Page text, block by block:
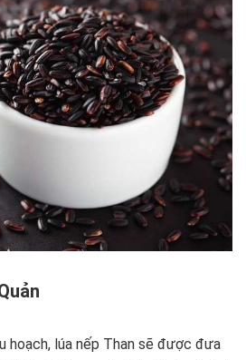
hoạch, lúa nếp Than sẽ được đưa